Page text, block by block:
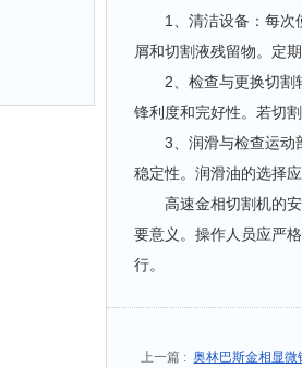
1、清洁设备：每次使
屑和切割液残留物。定
2、检查与更换切割轮
锋利度和完好性。若切
3、润滑与检查运动部
稳定性。润滑油的选择
高速金相切割机的安
要意义。操作人员应严
行。
上一篇 :奥林巴斯金相显